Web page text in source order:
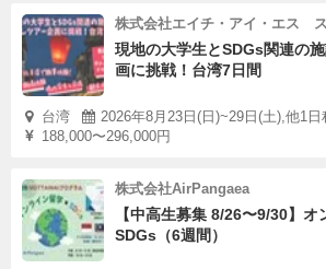
株式会社エイチ・アイ・エス
現地の大学生とSDGs関連の
画に挑戦！台湾7日間
台湾
2026年8月23日(日)~29日(土),他1日
188,000〜296,000円
株式会社AirPangaea
【中高生募集 8/26〜9/30】オ
SDGs（6週間）